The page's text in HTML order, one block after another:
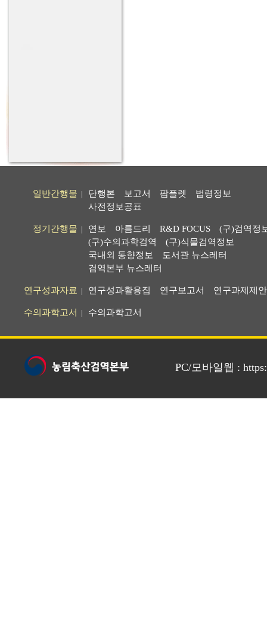
일반간행물 단행본 보고서 팜플렛
법령정보
사전정보공표
정기간행물 연보 아름드리 R&D FOCUS
(구)검역정
(구)수의과학검역
(구)식물검역정보
국내외 동향정보
도서관 뉴스레터
검역본부 뉴스레터
연구성과자료 연구성과활용집 연구보고서 연구과제제
수의과학고서 수의과학고서
PC/모바일웹 :